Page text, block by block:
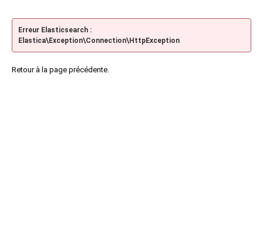
Erreur Elasticsearch :
Elastica\Exception\Connection\HttpException
Retour à la page précédente.